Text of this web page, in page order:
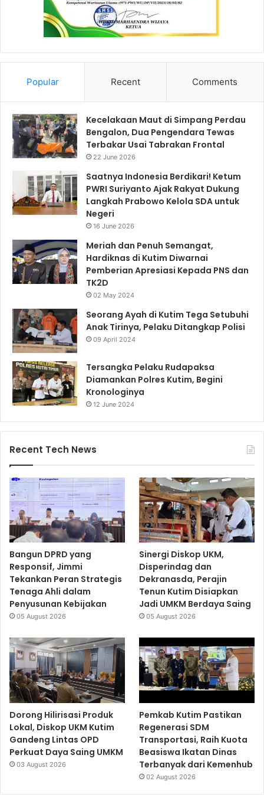
Popular Recent Comments
Kecelakaan Maut di Simpang Perdau
Bengalon, Dua Pengendara Tewas
Terbakar Usai Tabrakan Frontal
22 June 2026
Saatnya Indonesia Berdikari! Ketum
PWRI Suriyanto Ajak Rakyat Dukung
Langkah Prabowo Kelola SDA untuk
Negeri
16 June 2026
Meriah dan Penuh Semangat,
Hardiknas di Kutim Diwarnai
Pemberian Apresiasi Kepada PNS dan
TK2D
02 May 2024
Seorang Ayah di Kutim Tega Setubuhi
Anak Tirinya, Pelaku Ditangkap Polisi
09 April 2024
Tersangka Pelaku Rudapaksa
Diamankan Polres Kutim, Begini
Kronologinya
12 June 2024
Recent Tech News
Bangun DPRD yang
Responsif, Jimmi
Tekankan Peran Strategis
Tenaga Ahli dalam
Penyusunan Kebijakan
05 August 2026
Sinergi Diskop UKM,
Disperindag dan
Dekranasda, Perajin
Tenun Kutim Disiapkan
Jadi UMKM Berdaya Saing
05 August 2026
Dorong Hilirisasi Produk
Lokal, Diskop UKM Kutim
Gandeng Lintas OPD
Perkuat Daya Saing UMKM
03 August 2026
Pemkab Kutim Pastikan
Regenerasi SDM
Transportasi, Raih Kuota
Beasiswa Ikatan Dinas
Terbanyak dari Kemenhub
02 August 2026